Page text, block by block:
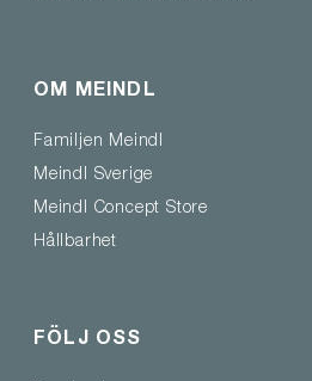
OM MEINDL
Familjen Meindl
Meindl Sverige
Meindl Concept Store
Hållbarhet
FÖLJ OSS